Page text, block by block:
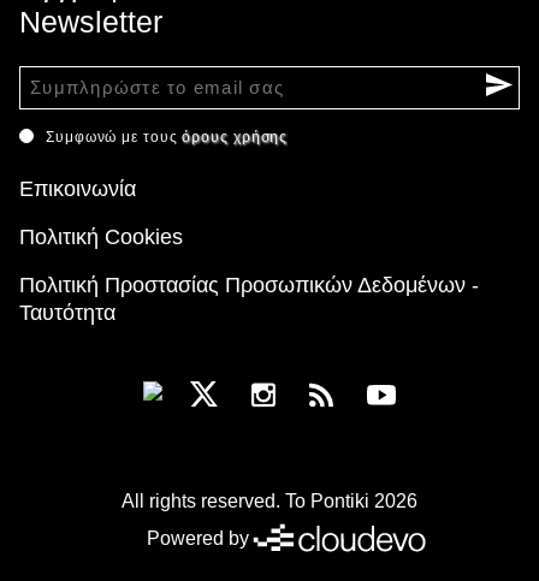
Newsletter
Συμφωνώ με τουςόρους χρήσης
Επικοινωνία
Πολιτική Cookies
Πολιτική Προστασίας Προσωπικών Δεδομένων -
Ταυτότητα
All rights reserved. To Pontiki 2026
Powered by